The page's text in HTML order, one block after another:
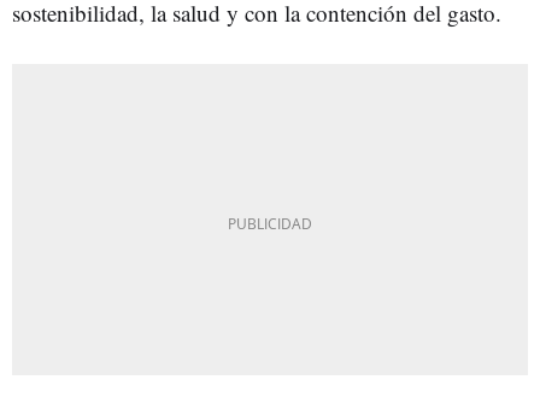
sostenibilidad, la salud y con la contención del gasto.